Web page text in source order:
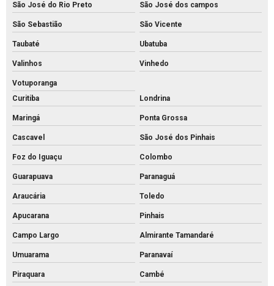
Piso intertravado bloquete
Piso intertravado de concreto para calçadas
Piso intertravado de concreto preço m2
Piso intertravado de concreto preço
Piso intertravado de concreto retangular
Piso intertravado preço instalado
Piso intertravado preço m2 rs
Piso intertravado preço metro quadrado
Piso intertravado preço
Piso pavs
Piso pvs concreto
Piso tátil de concreto 25x25
Piso tátil concreto preço m2
São José do Rio Preto São José dos campos
São Sebastião São Vicente
Taubaté Ubatuba
Valinhos Vinhedo
Votuporanga
Curitiba
Londrina
Maringá Ponta Grossa
Cascavel São José dos Pinhais
Foz do Iguaçu Colombo
Guarapuava Paranaguá
Araucária Toledo
Apucarana Pinhais
Campo Largo Almirante Tamandaré
Umuarama Paranavaí
Piraquara Cambé